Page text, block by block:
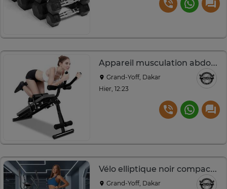
Appareil musculation abdominaux pliable noir compact
Grand-Yoff, Dakar
Hier, 12:23
Vélo elliptique noir compact avec console intégrée
Grand-Yoff, Dakar